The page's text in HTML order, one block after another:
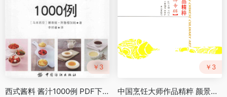
￥3
西式酱料 酱汁1000例 PDF下载
￥3
中国烹饪大师作品精粹 颜景祥专辑 PDF下载